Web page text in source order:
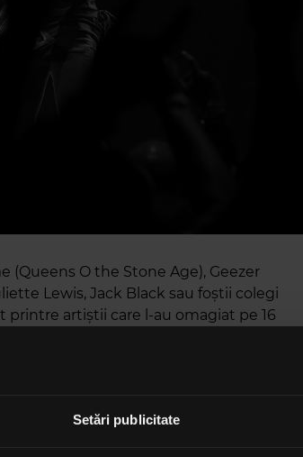
Setări publicitate
(Queens O the Stone Age), Geezer
Lewis, Jack Black sau foștii colegi
artiștii care l-au omagiat pe 16
Puppets", plus două coveruri după
Injury".